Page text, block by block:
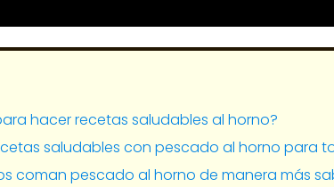
hacer recetas saludables al horno?
saludables con pescado al horno para
coman pescado al horno de manera más